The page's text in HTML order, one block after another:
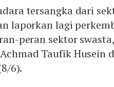
tersangka dari
laporkan lagi
peran sektor
Taufik Husein
6).